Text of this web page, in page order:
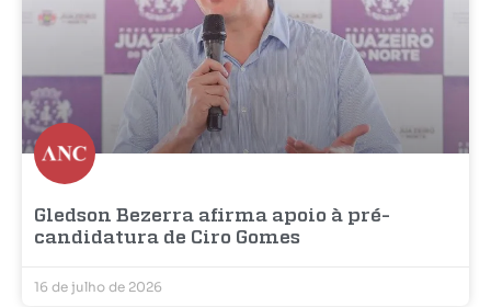
Gledson Bezerra afirma apoio à pré-
candidatura de Ciro Gomes
16 de julho de 2026